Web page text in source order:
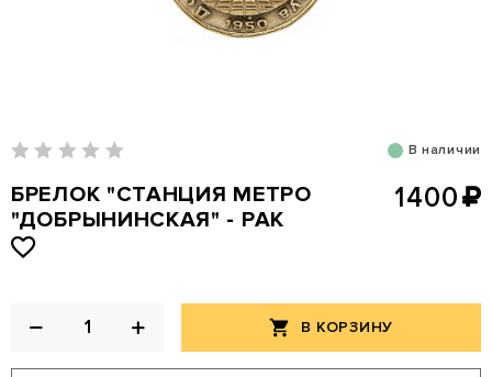
В наличии
БРЕЛОК "СТАНЦИЯ МЕТРО
"ДОБРЫНИНСКАЯ" - РАК
1400
В КОРЗИНУ